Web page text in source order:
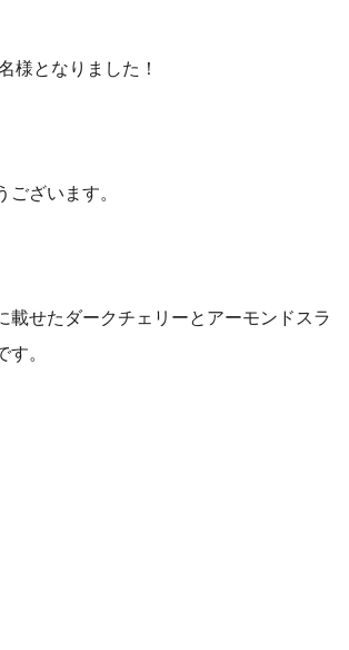
様となりました！
ざいます。
載せたダークチェリーとアーモンドスラ
。